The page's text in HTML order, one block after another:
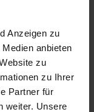
Anzeigen zu
anbieten
zu
zu Ihrer
Partner für
weiter. Unsere